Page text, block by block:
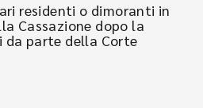
residenti o dimoranti in
Cassazione dopo la
parte della Corte